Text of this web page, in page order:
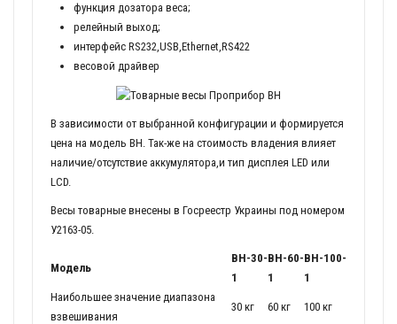
функция дозатора веса;
релейный выход;
интерфейс RS232,USB,Ethernet,RS422
весовой драйвер
В зависимости от выбранной конфигурации и формируется
цена на модель ВН. Так-же на стоимость владения влияет
наличие/отсутствие аккумулятора,и тип дисплея LED или
LCD.
Весы товарные внесены в Госреестр Украины под номером
У2163-05.
Модель
ВН-30-
1
ВН-60-
1
ВН-100-
1
Наибольшее значение диапазона
взвешивания
30 кг 60 кг 100 кг